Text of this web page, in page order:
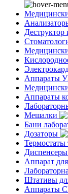
Деструктор
Аппараты
Аппараты
Мешалки
Бани
Дозаторы
Термостаты
Аппарат
Штативы
Аппараты